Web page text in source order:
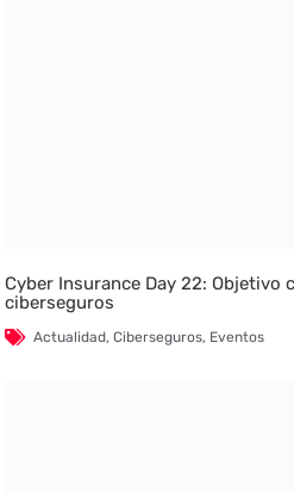
Cyber Insurance Day 22:
ciberseguros
Actualidad,Ciberseguros, Eventos